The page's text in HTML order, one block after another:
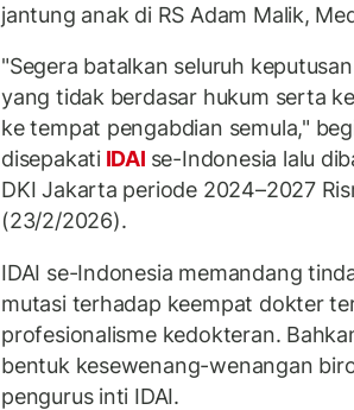
jantung anak di RS Adam Malik,
"Segera batalkan seluruh
yang tidak berdasar hukum serta
ke tempat pengabdian semula,"
disepakatiIDAI se-Indonesia lalu
DKI Jakarta periode 2024–2027
(23/2/2026).
IDAI se-Indonesia memandang
mutasi terhadap keempat dokter
profesionalisme kedokteran.
bentuk kesewenang-wenangan
pengurus inti IDAI.